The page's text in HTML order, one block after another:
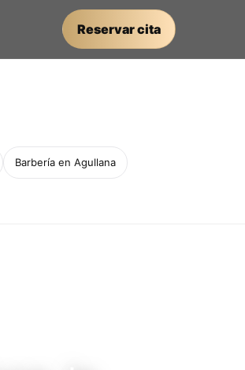
Reservar cita
Barbería en Agullana